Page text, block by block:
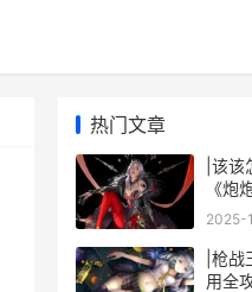
热门文章
|该
《炮
币和
2025-
|枪
用全